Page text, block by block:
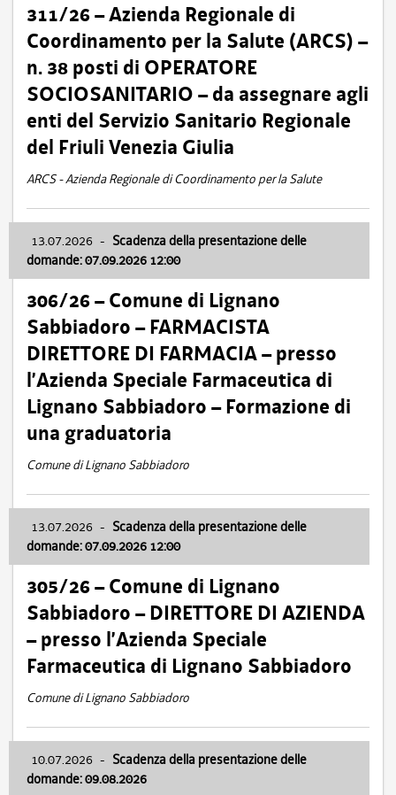
311/26 – Azienda Regionale di
Coordinamento per la Salute (ARCS) –
n. 38 posti di OPERATORE
SOCIOSANITARIO – da assegnare agli
enti del Servizio Sanitario Regionale
del Friuli Venezia Giulia
ARCS - Azienda Regionale di Coordinamento per la Salute
13.07.2026 - Scadenza della presentazione delle
domande: 07.09.2026 12:00
306/26 – Comune di Lignano
Sabbiadoro – FARMACISTA
DIRETTORE DI FARMACIA – presso
l’Azienda Speciale Farmaceutica di
Lignano Sabbiadoro – Formazione di
una graduatoria
Comune di Lignano Sabbiadoro
13.07.2026 - Scadenza della presentazione delle
domande: 07.09.2026 12:00
305/26 – Comune di Lignano
Sabbiadoro – DIRETTORE DI AZIENDA
– presso l’Azienda Speciale
Farmaceutica di Lignano Sabbiadoro
Comune di Lignano Sabbiadoro
10.07.2026 - Scadenza della presentazione delle
domande: 09.08.2026